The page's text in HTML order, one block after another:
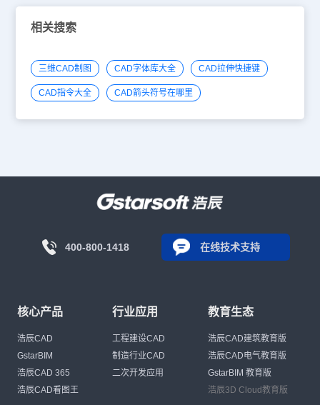
相关搜索
三维CAD制图 CAD字体库大全 CAD拉伸快捷键
CAD指令大全 CAD箭头符号在哪里
400-800-1418 在线技术支持
核心产品
浩辰CAD
GstarBIM
浩辰CAD 365
浩辰CAD看图王
行业应用
工程建设CAD
制造行业CAD
二次开发应用
教育生态
浩辰CAD建筑教育版
浩辰CAD电气教育版
GstarBIM 教育版
浩辰3D Cloud教育版